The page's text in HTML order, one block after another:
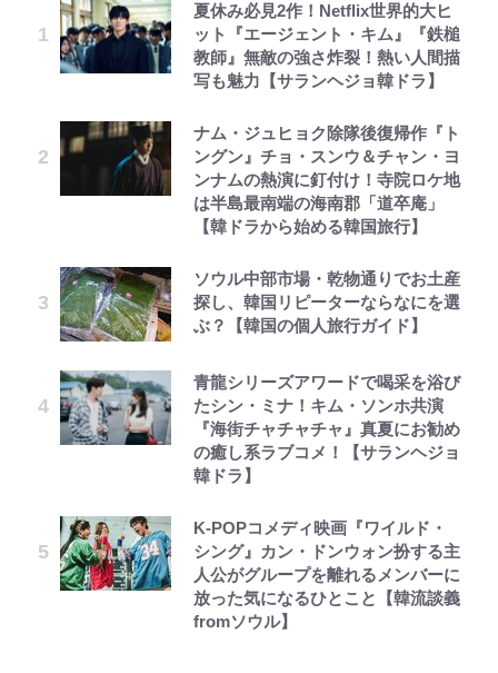
夏休み必見2作！Netflix世界的大ヒ
ット『エージェント・キム』『鉄槌
教師』無敵の強さ炸裂！熱い人間描
写も魅力【サランヘジョ韓ドラ】
ナム・ジュヒョク除隊後復帰作『ト
ングン』チョ・スンウ＆チャン・ヨ
ンナムの熱演に釘付け！寺院ロケ地
は半島最南端の海南郡「道卒庵」
【韓ドラから始める韓国旅行】
ソウル中部市場・乾物通りでお土産
探し、韓国リピーターならなにを選
ぶ？【韓国の個人旅行ガイド】
青龍シリーズアワードで喝采を浴び
たシン・ミナ！キム・ソンホ共演
『海街チャチャチャ』真夏にお勧め
の癒し系ラブコメ！【サランヘジョ
韓ドラ】
K-POPコメディ映画『ワイルド・
シング』カン・ドンウォン扮する主
人公がグループを離れるメンバーに
放った気になるひとこと【韓流談義
fromソウル】